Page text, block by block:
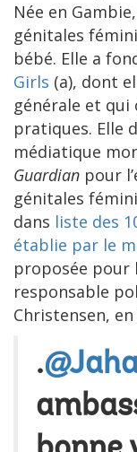
Née en
génitales
bébé. Elle a
Girls (a), dont
générale et
pratiques. Elle
médiatique
Guardian pour
génitales
dans liste des
établie par le
proposée pour
responsable
Christensen,
.